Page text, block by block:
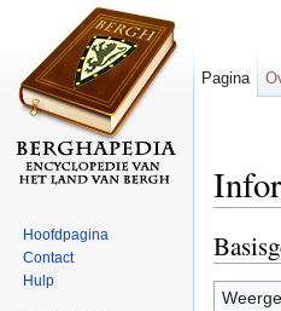
Pagina
Hoofdpagina
Contact
Hulp